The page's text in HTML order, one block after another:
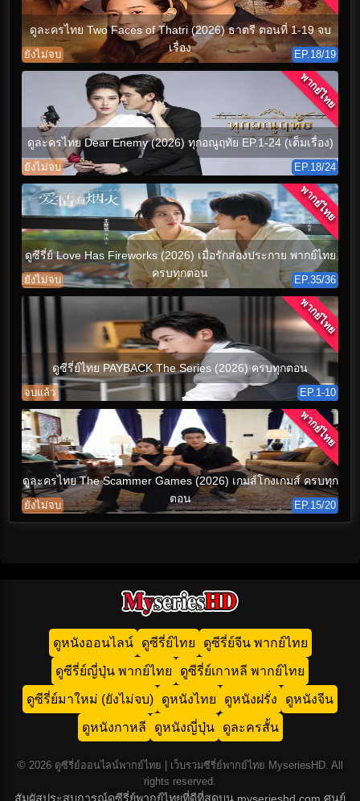
ดูละครไทย Two Faces of Thatri (2026) ธาตรี ตอนที่ 1-19 จบ
เรื่อง
ยังไม่จบ EP.18/19
ดูละครไทย Dear Enemy (2026) ทุกอณูฤทัย EP.1-24 (เต็มเรื่อง)
ยังไม่จบ EP.18/24
พากย์ไทย
ดูซีรี่ย์ Love Has Fireworks (2026) เมื่อรักส่องประกาย พากย์ไทย
ครบทุกตอน
ยังไม่จบ EP.35/36
พากย์ไทย
ดูซีรี่ย์ไทย PAYBACK The Series (2026) ครบทุกตอน
จบแล้ว EP.1-10
พากย์ไทย
ดูละครไทย The Scammer Games (2026) เกมส์โกงเกมส์ ครบทุก
ตอน
ยังไม่จบ EP.15/20
พากย์ไทย
ดูหนังออนไลน์ ดูซีรี่ย์ไทย ดูซีรี่ย์จีน พากย์ไทย
ดูซีรี่ย์ญี่ปุ่น พากย์ไทย ดูซีรี่ย์เกาหลี พากย์ไทย
ดูซีรี่ย์มาใหม่ (ยังไม่จบ) ดูหนังไทย ดูหนังฝรั่ง ดูหนังจีน
ดูหนังกาหลี ดูหนังญี่ปุ่น ดูละครสั้น
© 2026 ดูซีรี่ย์ออนไลน์พากย์ไทย | เว็บรวมซีรี่ย์พากย์ไทย MyseriesHD. All
rights reserved.